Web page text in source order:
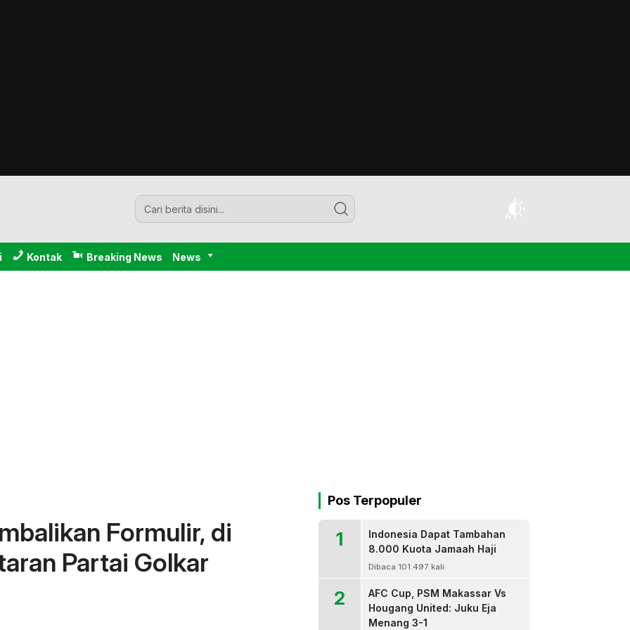
Kontak Breaking News News
Formulir, di
Partai Golkar
Pos Terpopuler
1
Indonesia Dapat Tambahan
8.000 Kuota Jamaah Haji
Dibaca 101.497 kali
2
AFC Cup, PSM Makassar Vs
Hougang United: Juku Eja
Menang 3-1